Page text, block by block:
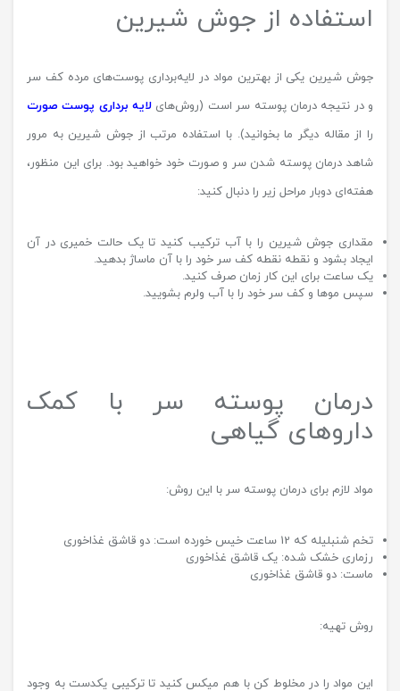
استفاده از جوش شیرین
جوش شیرین یکی از بهترین مواد در لایه‌برداری پوست‌های مرده کف سر
و در نتیجه درمان پوسته سر است (روش‌های لایه برداری پوست صورت
را از مقاله دیگر ما بخوانید). با استفاده مرتب از جوش شیرین به مرور
شاهد درمان پوسته شدن سر و صورت خود خواهید بود. برای این منظور،
هفته‌ای دوبار مراحل زیر را دنبال کنید:
مقداری جوش شیرین را با آب ترکیب کنید تا یک حالت خمیری در آن
ایجاد بشود و نقطه نقطه کف سر خود را با آن ماساژ بدهید.
یک ساعت برای این کار زمان صرف کنید.
سپس موها و کف سر خود را با آب ولرم بشویید.
درمان پوسته سر با کمک
داروهای گیاهی
مواد لازم برای درمان پوسته سر با این روش:
تخم شنبلیله که 12 ساعت خیس خورده است: دو قاشق غذاخوری
رزماری خشک شده: یک قاشق غذاخوری
ماست: دو قاشق غذاخوری
روش تهیه:
این مواد را در مخلوط کن با هم میکس کنید تا ترکیبی یکدست به وجود